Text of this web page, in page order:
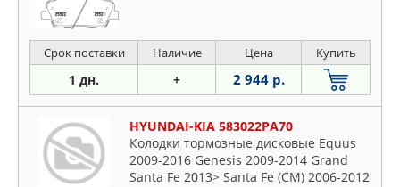
Срок поставки Наличие Цена Купить
1 дн. + 2 944 р.
HYUNDAI-KIA 583022PA70
Колодки тормозные дисковые Equus
2009-2016 Genesis 2009-2014 Grand
Santa Fe 2013> Santa Fe (CM) 2006-2012